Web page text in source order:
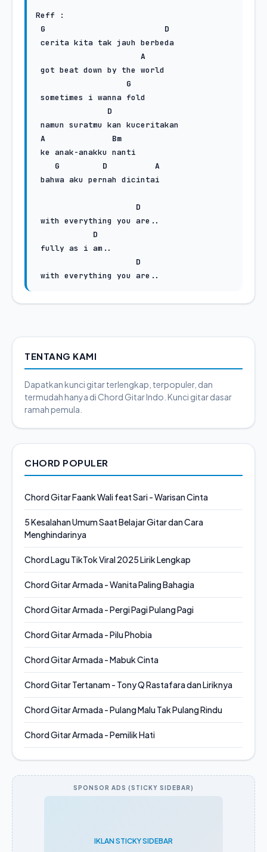
Reff :
G
D
A
G
D
A
Bm
G
D
A
D
D
D
with everything you are..
TENTANG KAMI
Dapatkan kunci gitar terlengkap, terpopuler, dan
termudah hanya di Chord Gitar Indo. Kunci gitar dasar
ramah pemula.
CHORD POPULER
Chord Gitar Faank Wali feat Sari - Warisan Cinta
5 Kesalahan Umum Saat Belajar Gitar dan Cara
Menghindarinya
Chord Lagu TikTok Viral 2025 Lirik Lengkap
Chord Gitar Armada - Wanita Paling Bahagia
Chord Gitar Armada - Pergi Pagi Pulang Pagi
Chord Gitar Armada - Pilu Phobia
Chord Gitar Armada - Mabuk Cinta
Chord Gitar Tertanam - Tony Q Rastafara dan Liriknya
Chord Gitar Armada - Pulang Malu Tak Pulang Rindu
Chord Gitar Armada - Pemilik Hati
SPONSOR ADS (STICKY SIDEBAR)
IKLAN STICKY SIDEBAR